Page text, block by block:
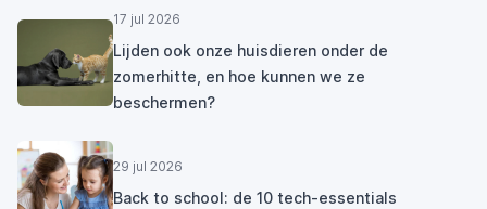
17 jul 2026
Lijden ook onze huisdieren onder de
zomerhitte, en hoe kunnen we ze
beschermen?
29 jul 2026
Back to school: de 10 tech-essentials